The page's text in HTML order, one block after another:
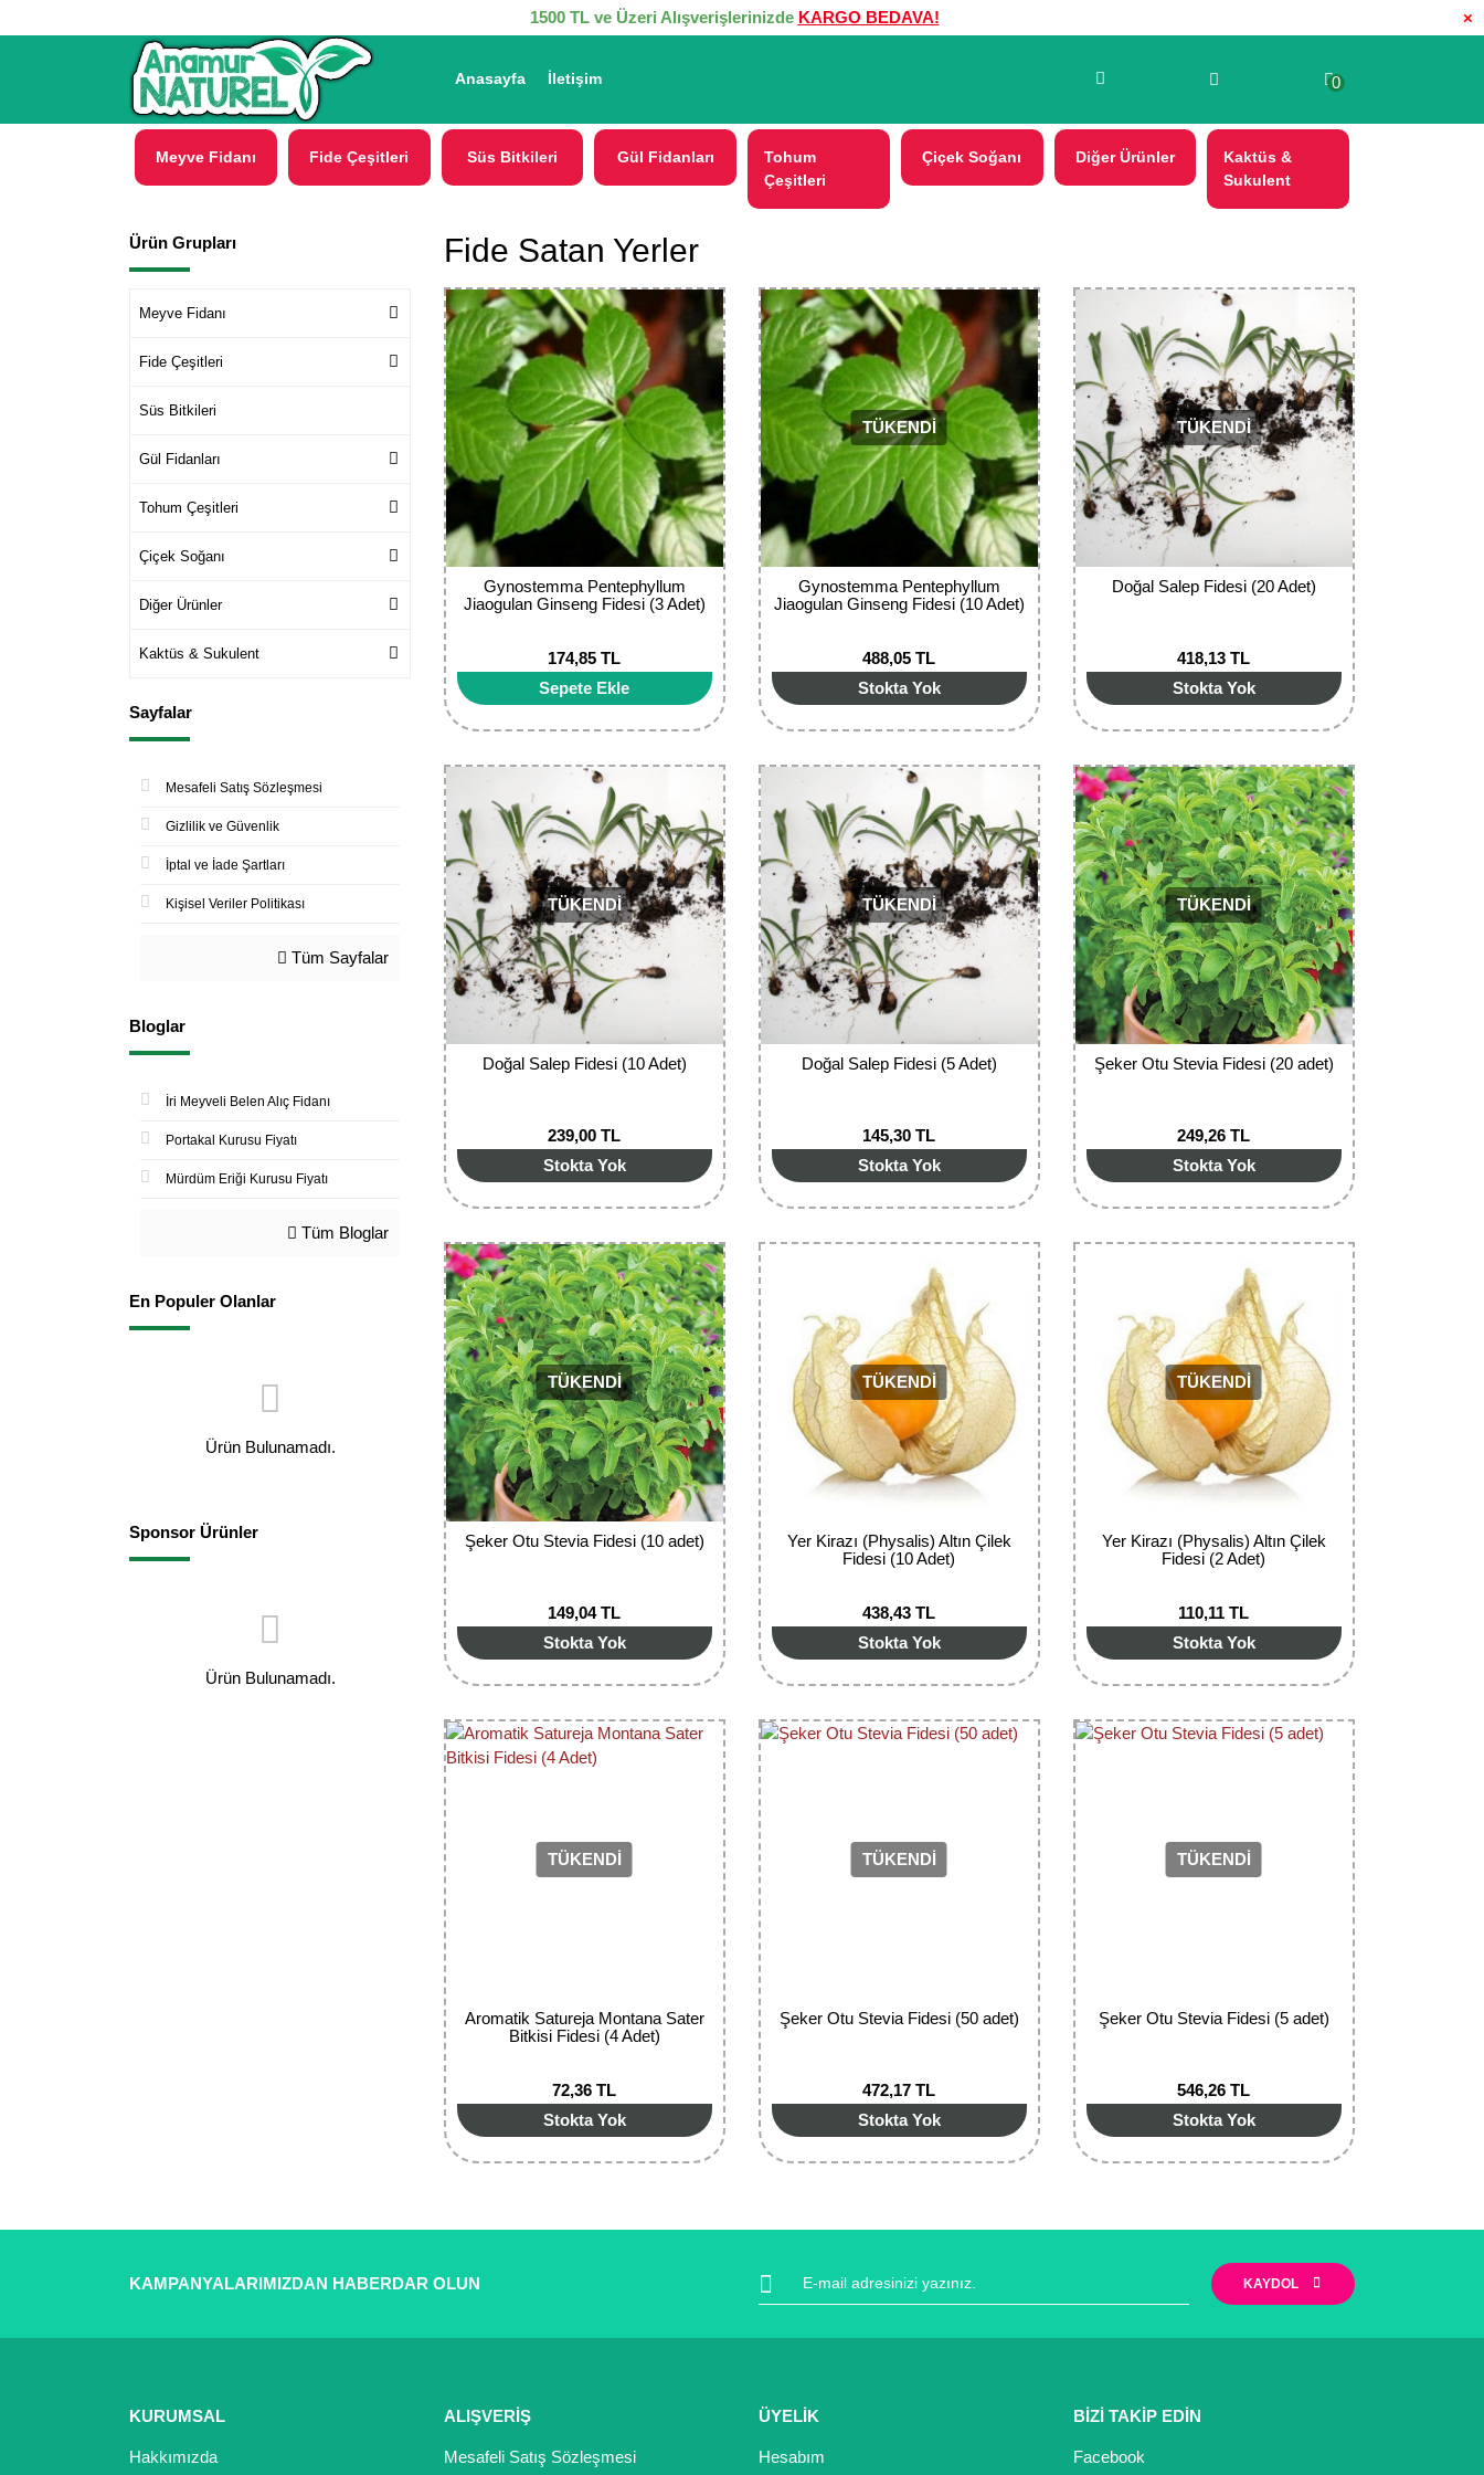
×
1500 TL ve Üzeri Alışverişlerinizde KARGO BEDAVA!
Anasayfa İletişim 0
Meyve Fidanı Fide Çeşitleri Süs Bitkileri Gül Fidanları
Tohum
Çeşitleri
Çiçek Soğanı Diğer Ürünler
Kaktüs &
Sukulent
Ürün Grupları
Meyve Fidanı
Fide Çeşitleri
Süs Bitkileri
Gül Fidanları
Tohum Çeşitleri
Çiçek Soğanı
Diğer Ürünler
Kaktüs & Sukulent
Sayfalar
Mesafeli Satış Sözleşmesi
Gizlilik ve Güvenlik
İptal ve İade Şartları
Kişisel Veriler Politikası
Tüm Sayfalar
Bloglar
İri Meyveli Belen Alıç Fidanı
Portakal Kurusu Fiyatı
Mürdüm Eriği Kurusu Fiyatı
Tüm Bloglar
En Populer Olanlar
Ürün Bulunamadı.
Sponsor Ürünler
Ürün Bulunamadı.
Fide Satan Yerler
Gynostemma Pentephyllum
Jiaogulan Ginseng Fidesi (3 Adet)
174,85 TL
Sepete Ekle
TÜKENDİ
Gynostemma Pentephyllum
Jiaogulan Ginseng Fidesi (10 Adet)
488,05 TL
Stokta Yok
TÜKENDİ
Doğal Salep Fidesi (20 Adet)
418,13 TL
Stokta Yok
TÜKENDİ
Doğal Salep Fidesi (10 Adet)
239,00 TL
Stokta Yok
TÜKENDİ
Doğal Salep Fidesi (5 Adet)
145,30 TL
Stokta Yok
TÜKENDİ
Şeker Otu Stevia Fidesi (20 adet)
249,26 TL
Stokta Yok
TÜKENDİ
Şeker Otu Stevia Fidesi (10 adet)
149,04 TL
Stokta Yok
TÜKENDİ
Yer Kirazı (Physalis) Altın Çilek
Fidesi (10 Adet)
438,43 TL
Stokta Yok
TÜKENDİ
Yer Kirazı (Physalis) Altın Çilek
Fidesi (2 Adet)
110,11 TL
Stokta Yok
TÜKENDİ
Aromatik Satureja Montana Sater
Bitkisi Fidesi (4 Adet)
72,36 TL
Stokta Yok
TÜKENDİ
Şeker Otu Stevia Fidesi (50 adet)
472,17 TL
Stokta Yok
TÜKENDİ
Şeker Otu Stevia Fidesi (5 adet)
546,26 TL
Stokta Yok
KAMPANYALARIMIZDAN HABERDAR OLUN KAYDOL
KURUMSAL
Hakkımızda
ALIŞVERİŞ
Mesafeli Satış Sözleşmesi
ÜYELİK
Hesabım
BİZİ TAKİP EDİN
Facebook